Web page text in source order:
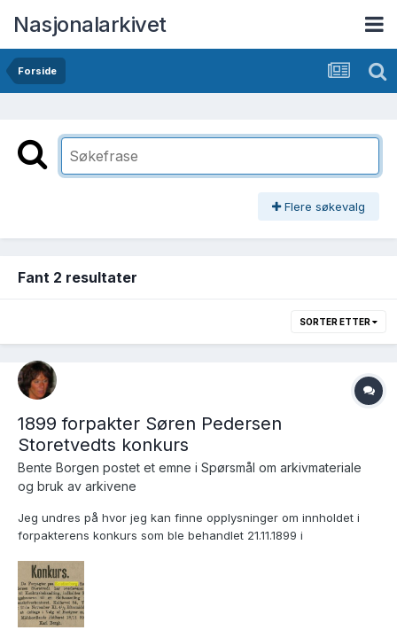
Nasjonalarkivet
Forside
Flere søkevalg
Fant 2 resultater
SORTER ETTER
1899 forpakter Søren Pedersen
Storetvedts konkurs
Bente Borgen postet et emne i Spørsmål om arkivmateriale
og bruk av arkivene
Jeg undres på hvor jeg kan finne opplysninger om innholdet i
forpakterens konkurs som ble behandlet 21.11.1899 i